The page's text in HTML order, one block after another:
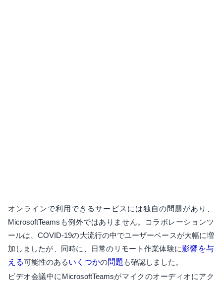
オンラインで利用できるサービスには独自の問題があり、
MicrosoftTeamsも例外ではありません。コラボレーションツ
ールは、COVID-19の大流行の中でユーザーベースが大幅に増
加しましたが、同時に、日常のリモート作業体験に影響を与
える可能性のあるいくつかの問題 も確認しました。
ビデオ会議中にMicrosoftTeamsがマイクのオーディオにアク